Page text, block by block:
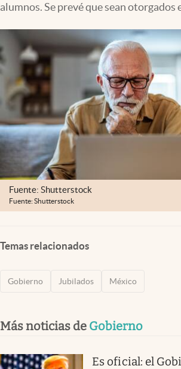
abre en nueva pestaña
México
alumnos. Se prevé que sean otorgados
Fuente: Shutterstock
Fuente: Shutterstock
Temas relacionados
Gobierno Jubilados México
Más noticias de Gobierno
Es oficial: el